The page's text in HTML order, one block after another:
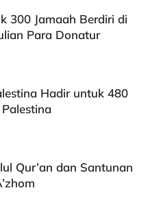
300 Jamaah Berdiri di
Para Donatur
Hadir untuk 480
Qur’an dan Santunan